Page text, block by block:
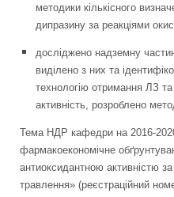
методики кількісного
дипразину за реакціями
досліджено надземну
виділено з них та
технологію отримання ЛЗ
активність, розроблено
Тема НДР кафедри на 2016-
фармакоекономічне
антиоксидантною активністю
травлення» (реєстраційний